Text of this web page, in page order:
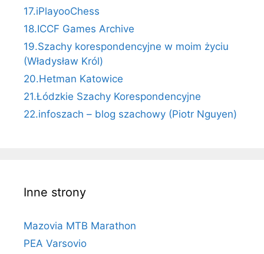
17.iPlayooChess
18.ICCF Games Archive
19.Szachy korespondencyjne w moim życiu
(Władysław Król)
20.Hetman Katowice
21.Łódzkie Szachy Korespondencyjne
22.infoszach – blog szachowy (Piotr Nguyen)
Inne strony
Mazovia MTB Marathon
PEA Varsovio